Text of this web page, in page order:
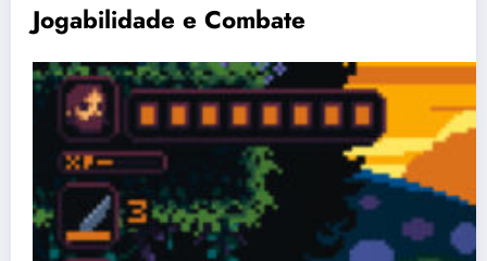
Jogabilidade e Combate